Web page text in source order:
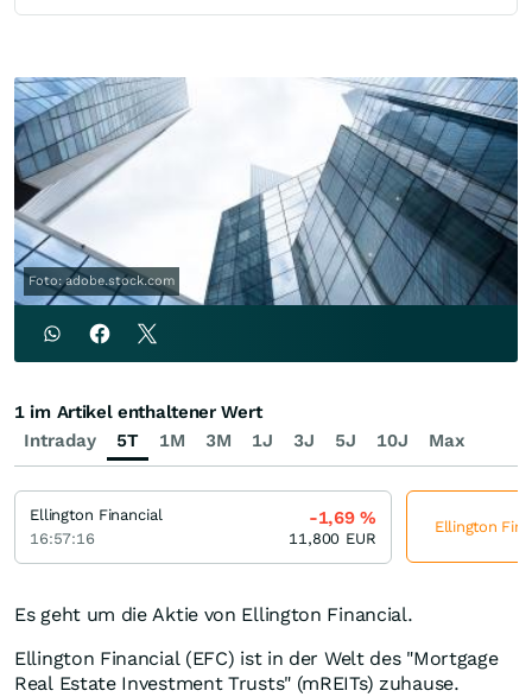
Foto: adobe.stock.com
Es geht um die Aktie von Ellington Financial.
Ellington Financial (EFC) ist in der Welt des "Mortgage
Real Estate Investment Trusts" (mREITs) zuhause.
Intraday 5T 1M 3M 1J 3J 5J 10J Max
1 im Artikel enthaltener Wert
Ellington Financial
16:57:16
-1,69%
11,800 EUR
Ellington